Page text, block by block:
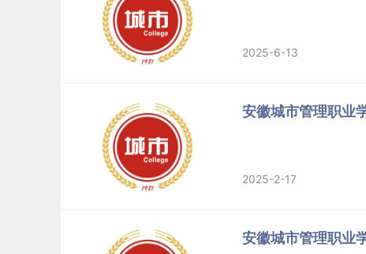
安徽城市管理职业学院2021届毕业生就业质量年度
安徽城市管理职业学院 2025-6-13
安徽城市管理职业
2025-2-17
安徽城市管理职业